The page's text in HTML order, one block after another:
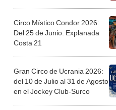
Circo Místico Condor 2026:
Del 25 de Junio. Explanada
Costa 21
Gran Circo de Ucrania 2026:
del 10 de Julio al 31 de Agosto
en el Jockey Club-Surco